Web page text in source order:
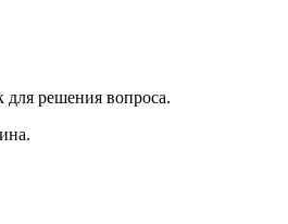
для решения вопроса.